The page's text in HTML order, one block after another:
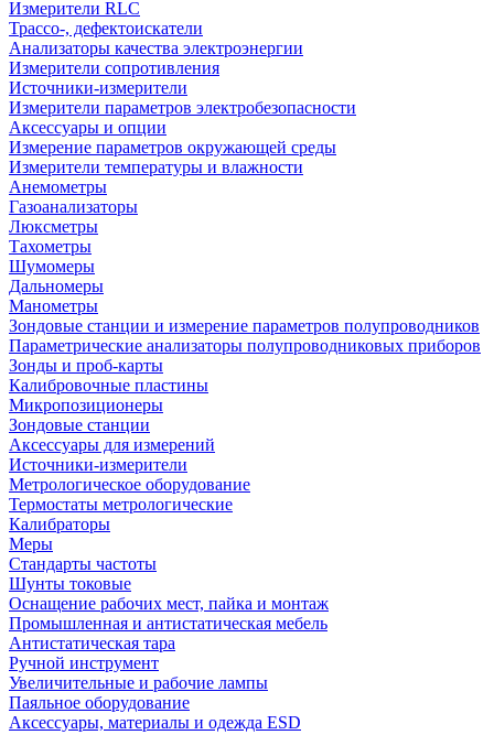
Измерители RLC
Трассо-, дефектоискатели
Анализаторы качества электроэнергии
Измерители сопротивления
Источники-измерители
Измерители параметров электробезопасности
Аксессуары и опции
Измерение параметров окружающей среды
Измерители температуры и влажности
Анемометры
Газоанализаторы
Люксметры
Тахометры
Шумомеры
Дальномеры
Манометры
Зондовые станции и измерение параметров полупроводников
Параметрические анализаторы полупроводниковых приборов
Зонды и проб-карты
Калибровочные пластины
Микропозиционеры
Зондовые станции
Аксессуары для измерений
Источники-измерители
Метрологическое оборудование
Термостаты метрологические
Калибраторы
Меры
Стандарты частоты
Шунты токовые
Оснащение рабочих мест, пайка и монтаж
Промышленная и антистатическая мебель
Антистатическая тара
Ручной инструмент
Увеличительные и рабочие лампы
Паяльное оборудование
Аксессуары, материалы и одежда ESD